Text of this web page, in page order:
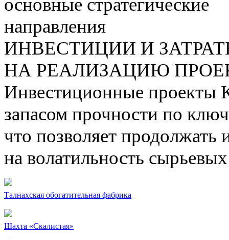
направления
ИНВЕСТИЦИИ И
НА РЕАЛИЗАЦИЮ
Инвестиционные проекты
запасом прочности по
что позволяет продолжать
на волатильность
Талнахская обогатительная фабрика
Шахта «Скалистая»